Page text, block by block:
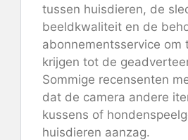
tussen huisdieren, de
beeldkwaliteit en de
abonnementsservice om
krijgen tot de
Sommige recensenten
dat de camera andere
kussens of
huisdieren aanzag.